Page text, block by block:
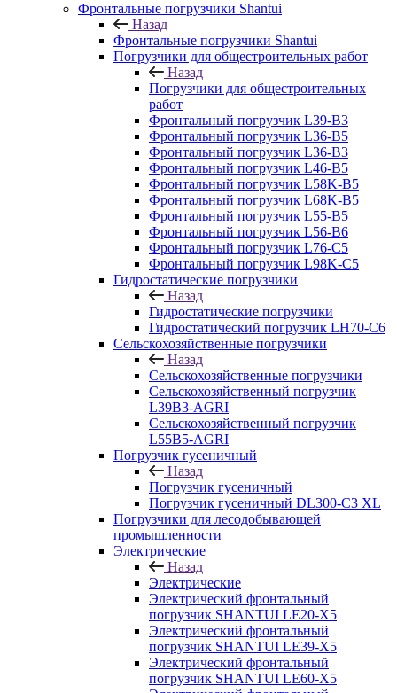
Фронтальные погрузчики Shantui
Назад
Фронтальные погрузчики Shantui
Погрузчики для общестроительных работ
Назад
Погрузчики для общестроительных
работ
Фронтальный погрузчик L39-B3
Фронтальный погрузчик L36-B5
Фронтальный погрузчик L36-B3
Фронтальный погрузчик L46-B5
Фронтальный погрузчик L58K-B5
Фронтальный погрузчик L68K-B5
Фронтальный погрузчик L55-B5
Фронтальный погрузчик L56-B6
Фронтальный погрузчик L76-С5
Фронтальный погрузчик L98K-C5
Гидростатические погрузчики
Назад
Гидростатические погрузчики
Гидростатический погрузчик LH70-C6
Сельскохозяйственные погрузчики
Назад
Сельскохозяйственные погрузчики
Сельскохозяйственный погрузчик
L39B3-AGRI
Сельскохозяйственный погрузчик
L55B5-AGRI
Погрузчик гусеничный
Назад
Погрузчик гусеничный
Погрузчик гусеничный DL300-C3 XL
Погрузчики для лесодобывающей
промышленности
Электрические
Назад
Электрические
Электрический фронтальный
погрузчик SHANTUI LE20-X5
Электрический фронтальный
погрузчик SHANTUI LE39-X5
Электрический фронтальный
погрузчик SHANTUI LE60-X5